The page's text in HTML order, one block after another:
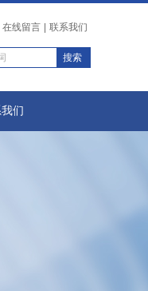
在线留言 联系我们
们